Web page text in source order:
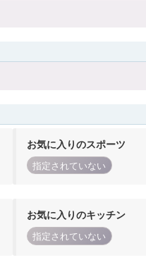
お気に入りのスポーツ
指定されていない
お気に入りのキッチン
指定されていない